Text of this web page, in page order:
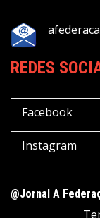
REDES
Facebook
Instagram
@Jornal A